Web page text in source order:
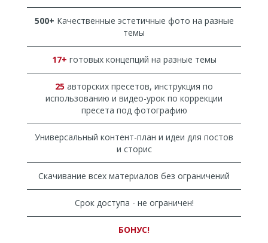
500+ Качественные эстетичные фото на разные
темы
17+ готовых концепций на разные темы
25 авторских пресетов, инструкция по
использованию и видео-урок по коррекции
пресета под фотографию
Универсальный контент-план и идеи для постов
и сторис
Скачивание всех материалов без ограничений
Срок доступа - не ограничен!
БОНУС!